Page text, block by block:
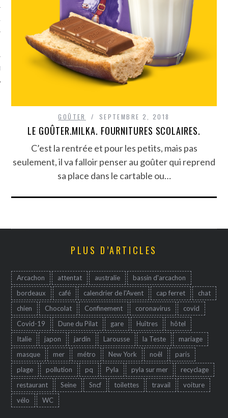
ARCACHON
GOÛTER SEPTEMBRE 2, 2018
LE GOÛTER.MILKA. FOURNITURES SCOLAIRES.
C’est la rentrée et pour les petits, mais pas
seulement, il va falloir penser au goûter qui reprend
sa place dans le cartable ou…
PLUS D’ARTICLES
Arcachon attentat australie
bassin d'arcachon
bordeaux
café calendrier de l'Avent cap ferret
chat
chien
Chocolat Confinement coronavirus
covid
Covid-19
Dune du Pilat gare Huîtres
hôtel
Italie
japon jardin Larousse la Teste
mariage
masque
mer métro New York noêl
paris
plage
pollution pq Pyla pyla sur mer
recyclage
restaurant
Seine Sncf toilettes travail
voiture
vélo
WC